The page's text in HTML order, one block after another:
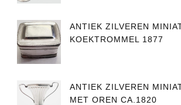
ANTIEK ZILVEREN
KOEKTROMMEL 1877
ANTIEK ZILVEREN
MET OREN CA.1820